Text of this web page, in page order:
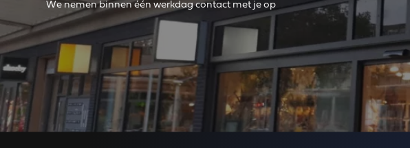
We nemen binnen één werkdag contact met je op